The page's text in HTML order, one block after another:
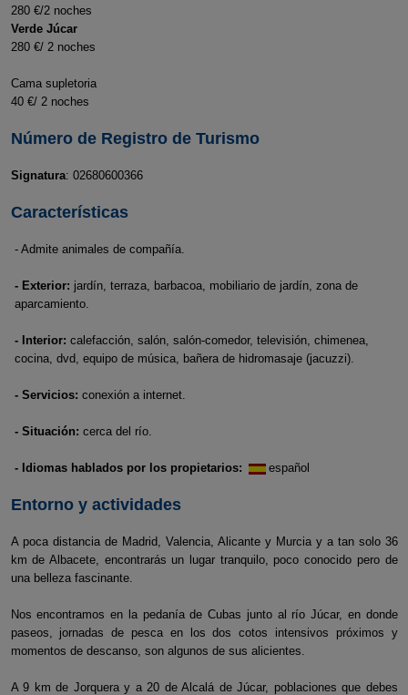
280 €/2 noches
Verde Júcar
280 €/ 2 noches
Cama supletoria
40 €/ 2 noches
Número de Registro de Turismo
Signatura: 02680600366
Características
- Admite animales de compañía.
- Exterior: jardín, terraza, barbacoa, mobiliario de jardín, zona de
aparcamiento.
- Interior: calefacción, salón, salón-comedor, televisión, chimenea,
cocina, dvd, equipo de música, bañera de hidromasaje (jacuzzi).
- Servicios: conexión a internet.
- Situación: cerca del río.
- Idiomas hablados por los propietarios: español
Entorno y actividades
A poca distancia de Madrid, Valencia, Alicante y Murcia y a tan solo 36
km de Albacete, encontrarás un lugar tranquilo, poco conocido pero de
una belleza fascinante.
Nos encontramos en la pedanía de Cubas junto al río Júcar, en donde
paseos, jornadas de pesca en los dos cotos intensivos próximos y
momentos de descanso, son algunos de sus alicientes.
A 9 km de Jorquera y a 20 de Alcalá de Júcar, poblaciones que debes